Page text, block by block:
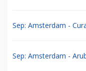
Sep: Amsterdam -
Sep: Amsterdam -